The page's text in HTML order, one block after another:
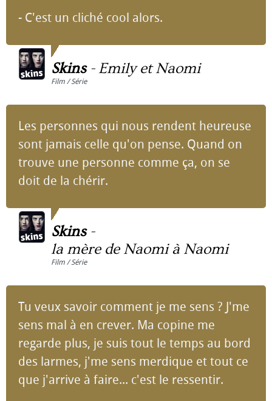
- C'est un cliché cool alors.
Skins- Emily et Naomi
Film / Série
Les personnes qui nous rendent heureuse
sont jamais celle qu'on pense. Quand on
trouve une personne comme ça, on se
doit de la chérir.
Skins-
la mère de Naomi à Naomi
Film / Série
Tu veux savoir comment je me sens ? J'me
sens mal à en crever. Ma copine me
regarde plus, je suis tout le temps au bord
des larmes, j'me sens merdique et tout ce
que j'arrive à faire... c'est le ressentir.